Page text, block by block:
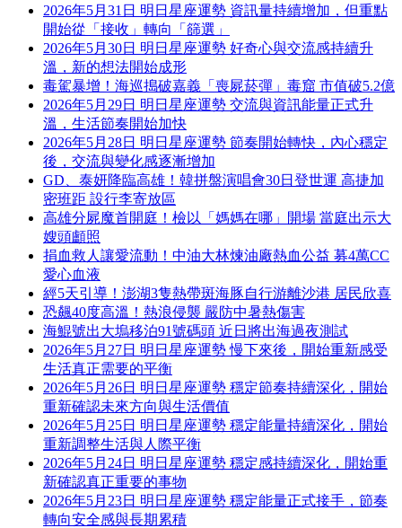
2026年5月31日 明日星座運勢 資訊量持續增加，但重點
開始從「接收」轉向「篩選」
2026年5月30日 明日星座運勢 好奇心與交流感持續升
溫，新的想法開始成形
毒駕暴增！海巡搗破嘉義「喪屍菸彈」毒窟 市值破5.2億
2026年5月29日 明日星座運勢 交流與資訊能量正式升
溫，生活節奏開始加快
2026年5月28日 明日星座運勢 節奏開始轉快，內心穩定
後，交流與變化感逐漸增加
GD、泰妍降臨高雄！韓拼盤演唱會30日登世運 高捷加
密班距 設行李寄放區
高雄分屍魔首開庭！檢以「媽媽在哪」開場 當庭出示大
嫂頭顱照
捐血救人讓愛流動！中油大林煉油廠熱血公益 募4萬CC
愛心血液
經5天引導！澎湖3隻熱帶斑海豚自行游離沙港 居民欣喜
恐飆40度高溫！熱浪侵襲 嚴防中暑熱傷害
海鯤號出大塢移泊91號碼頭 近日將出海過夜測試
2026年5月27日 明日星座運勢 慢下來後，開始重新感受
生活真正需要的平衡
2026年5月26日 明日星座運勢 穩定節奏持續深化，開始
重新確認未來方向與生活價值
2026年5月25日 明日星座運勢 穩定能量持續深化，開始
重新調整生活與人際平衡
2026年5月24日 明日星座運勢 穩定感持續深化，開始重
新確認真正重要的事物
2026年5月23日 明日星座運勢 穩定能量正式接手，節奏
轉向安全感與長期累積